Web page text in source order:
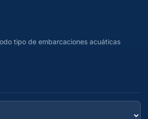
tipo de embarcaciones acuáticas